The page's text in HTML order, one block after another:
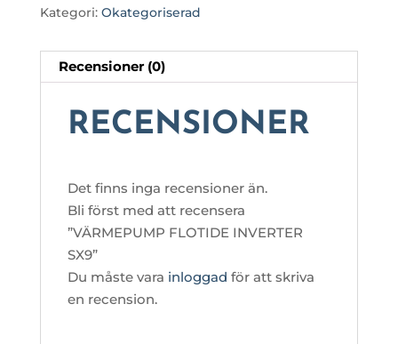
Kategori: Okategoriserad
Recensioner (0)
RECENSIONER
Det finns inga recensioner än.
Bli först med att recensera
”VÄRMEPUMP FLOTIDE INVERTER
SX9”
Du måste vara inloggad för att skriva
en recension.